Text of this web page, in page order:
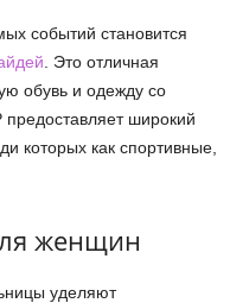
событий становится
. Это отличная
обувь и одежду со
широкий
которых как спортивные,
женщин
уделяют